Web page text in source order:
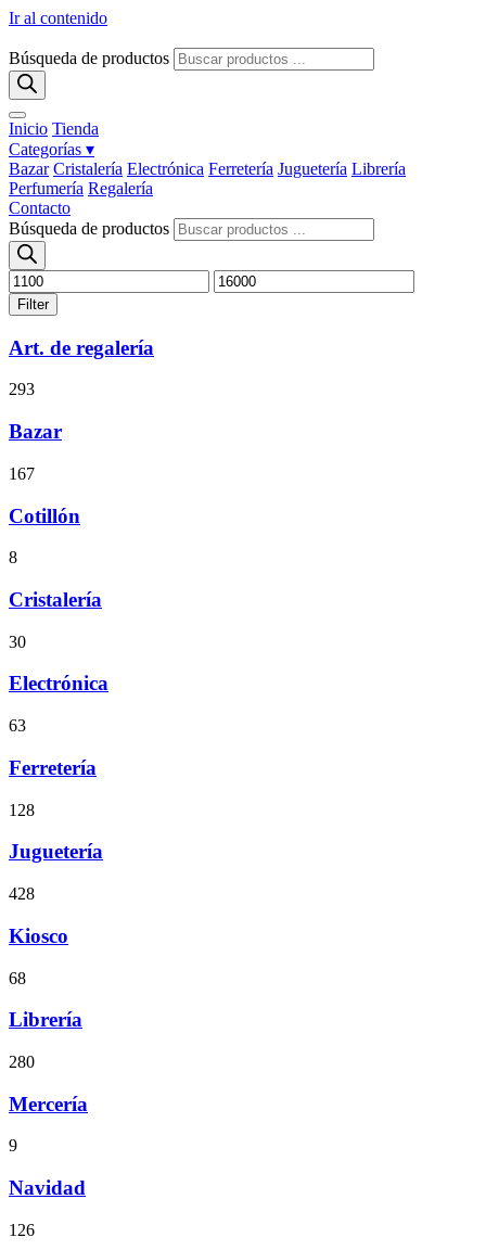
Ir al contenido
Búsqueda de productos
Inicio Tienda
Categorías ▾
Bazar Cristalería Electrónica Ferretería Juguetería Librería
Perfumería Regalería
Contacto
Búsqueda de productos
Filter
Art. de regalería
293
Bazar
167
Cotillón
8
Cristalería
30
Electrónica
63
Ferretería
128
Juguetería
428
Kiosco
68
Librería
280
Mercería
9
Navidad
126